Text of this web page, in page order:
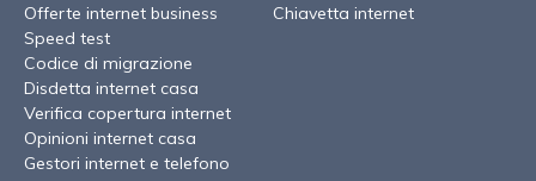
Offerte internet business
Speed test
Codice di migrazione
Disdetta internet casa
Verifica copertura internet
Opinioni internet casa
Gestori internet e telefono
Chiavetta internet